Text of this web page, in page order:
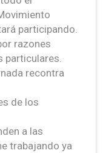
participando.
razones
particulares.
recontra
de los
a las
trabajando ya